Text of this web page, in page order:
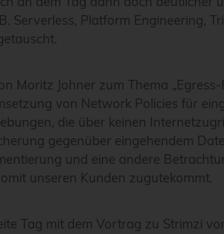
Serverless, Platform Engineering,
Moritz Johner zum Thema
von Network Policies für
die über keinen
gegenüber eingehendem
und eine andere
unseren Kunden zugutekommt.
Tag mit dem Vortrag zu Strimzi